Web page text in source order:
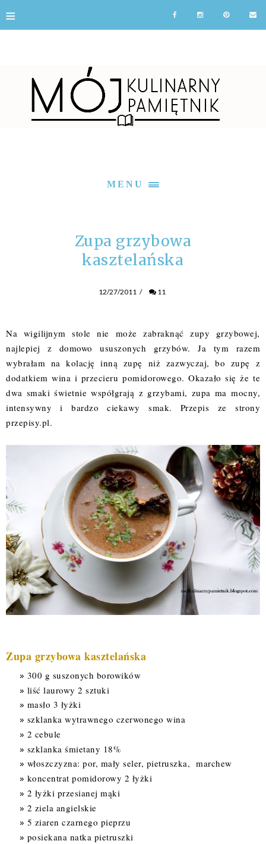
≡
MENU
Zupa grzybowa
kasztelańska
12/27/2011 / 11
Na wigilijnym stole nie może zabraknąć zupy grzybowej,
najlepiej z domowo ususzonych grzybów. Ja tym razem
wybrałam na kolację inną zupę niż zazwyczaj, bo zupę z
dodatkiem wina i przecieru pomidorowego. Okazało się że te
dwa smaki świetnie współgrają z grzybami, zupa ma mocny,
intensywny i bardzo ciekawy smak. Przepis ze strony
przepisy.pl.
Zupa grzybowa kasztelańska
300 g suszonych borowików
liść laurowy 2 sztuki
masło 3 łyżki
szklanka wytrawnego czerwonego wina
2 cebule
szklanka śmietany 18%
włoszczyzna: por, mały seler, pietruszka, marchew
koncentrat pomidorowy 2 łyżki
2 łyżki przesianej mąki
2 ziela angielskie
5 ziaren czarnego pieprzu
posiekana natka pietruszki